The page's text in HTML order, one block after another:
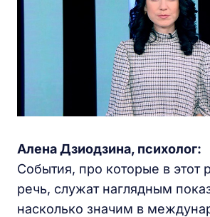
Алена Дзиодзина, психолог:
События, про которые в этот
речь, служат наглядным
насколько значим в